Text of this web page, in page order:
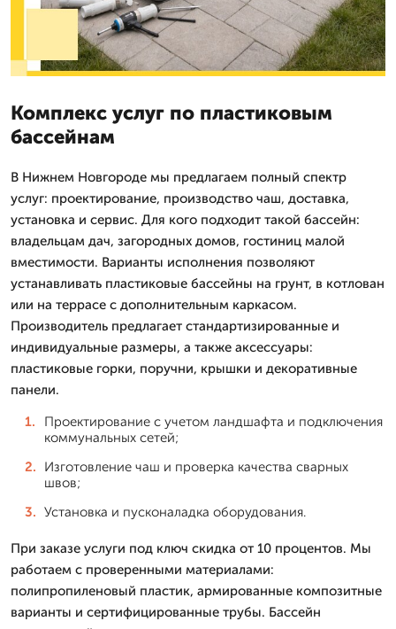
Комплекс услуг по пластиковым
бассейнам
В Нижнем Новгороде мы предлагаем полный спектр
услуг: проектирование, производство чаш, доставка,
установка и сервис. Для кого подходит такой бассейн:
владельцам дач, загородных домов, гостиниц малой
вместимости. Варианты исполнения позволяют
устанавливать пластиковые бассейны на грунт, в котлован
или на террасе с дополнительным каркасом.
Производитель предлагает стандартизированные и
индивидуальные размеры, а также аксессуары:
пластиковые горки, поручни, крышки и декоративные
панели.
Проектирование с учетом ландшафта и подключения
коммунальных сетей;
Изготовление чаш и проверка качества сварных
швов;
Установка и пусконаладка оборудования.
При заказе услуги под ключ скидка от 10 процентов. Мы
работаем с проверенными материалами:
полипропиленовый пластик, армированные композитные
варианты и сертифицированные трубы. Бассейн